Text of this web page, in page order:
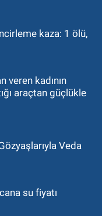
kaza: 1 ölü,
veren kadının
araçtan güçlükle
Veda
su fiyatı